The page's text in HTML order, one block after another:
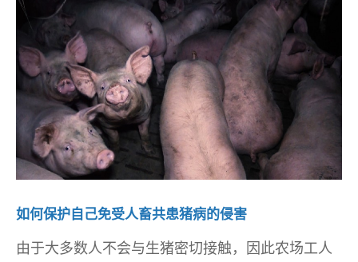
如何保护自己免受人畜共患猪病的侵害
由于大多数人不会与生猪密切接触，因此农场工人